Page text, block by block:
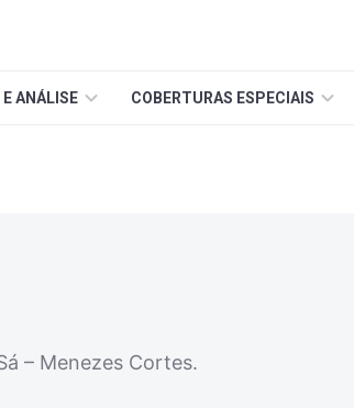
ANÁLISE COBERTURAS ESPECIAIS
– Menezes Cortes.